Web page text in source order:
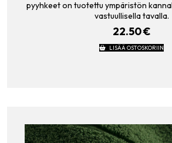
pyyhkeet on tuotettu ympäristön
vastuullisella tavalla.
22.50€
LISÄÄ OSTOSKORIIN